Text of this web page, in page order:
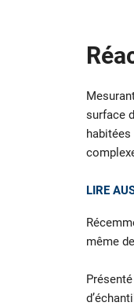
surface
habitées
LIRE
même